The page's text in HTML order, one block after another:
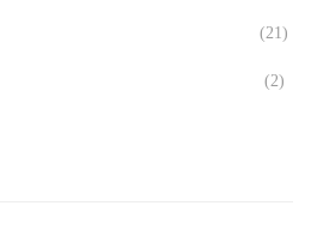
(21)
(2)